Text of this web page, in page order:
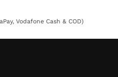
Vodafone Cash & COD)